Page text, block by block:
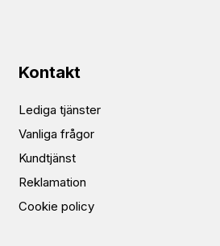
Kontakt
Lediga tjänster
Vanliga frågor
Kundtjänst
Reklamation
Cookie policy